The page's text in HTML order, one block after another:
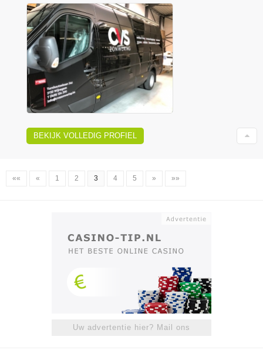
BEKIJK VOLLEDIG PROFIEL
«« « 1 2 3 4 5 » »»
Uw advertentie hier? Mail ons